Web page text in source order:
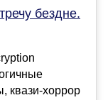
бездне.
квази-хоррор